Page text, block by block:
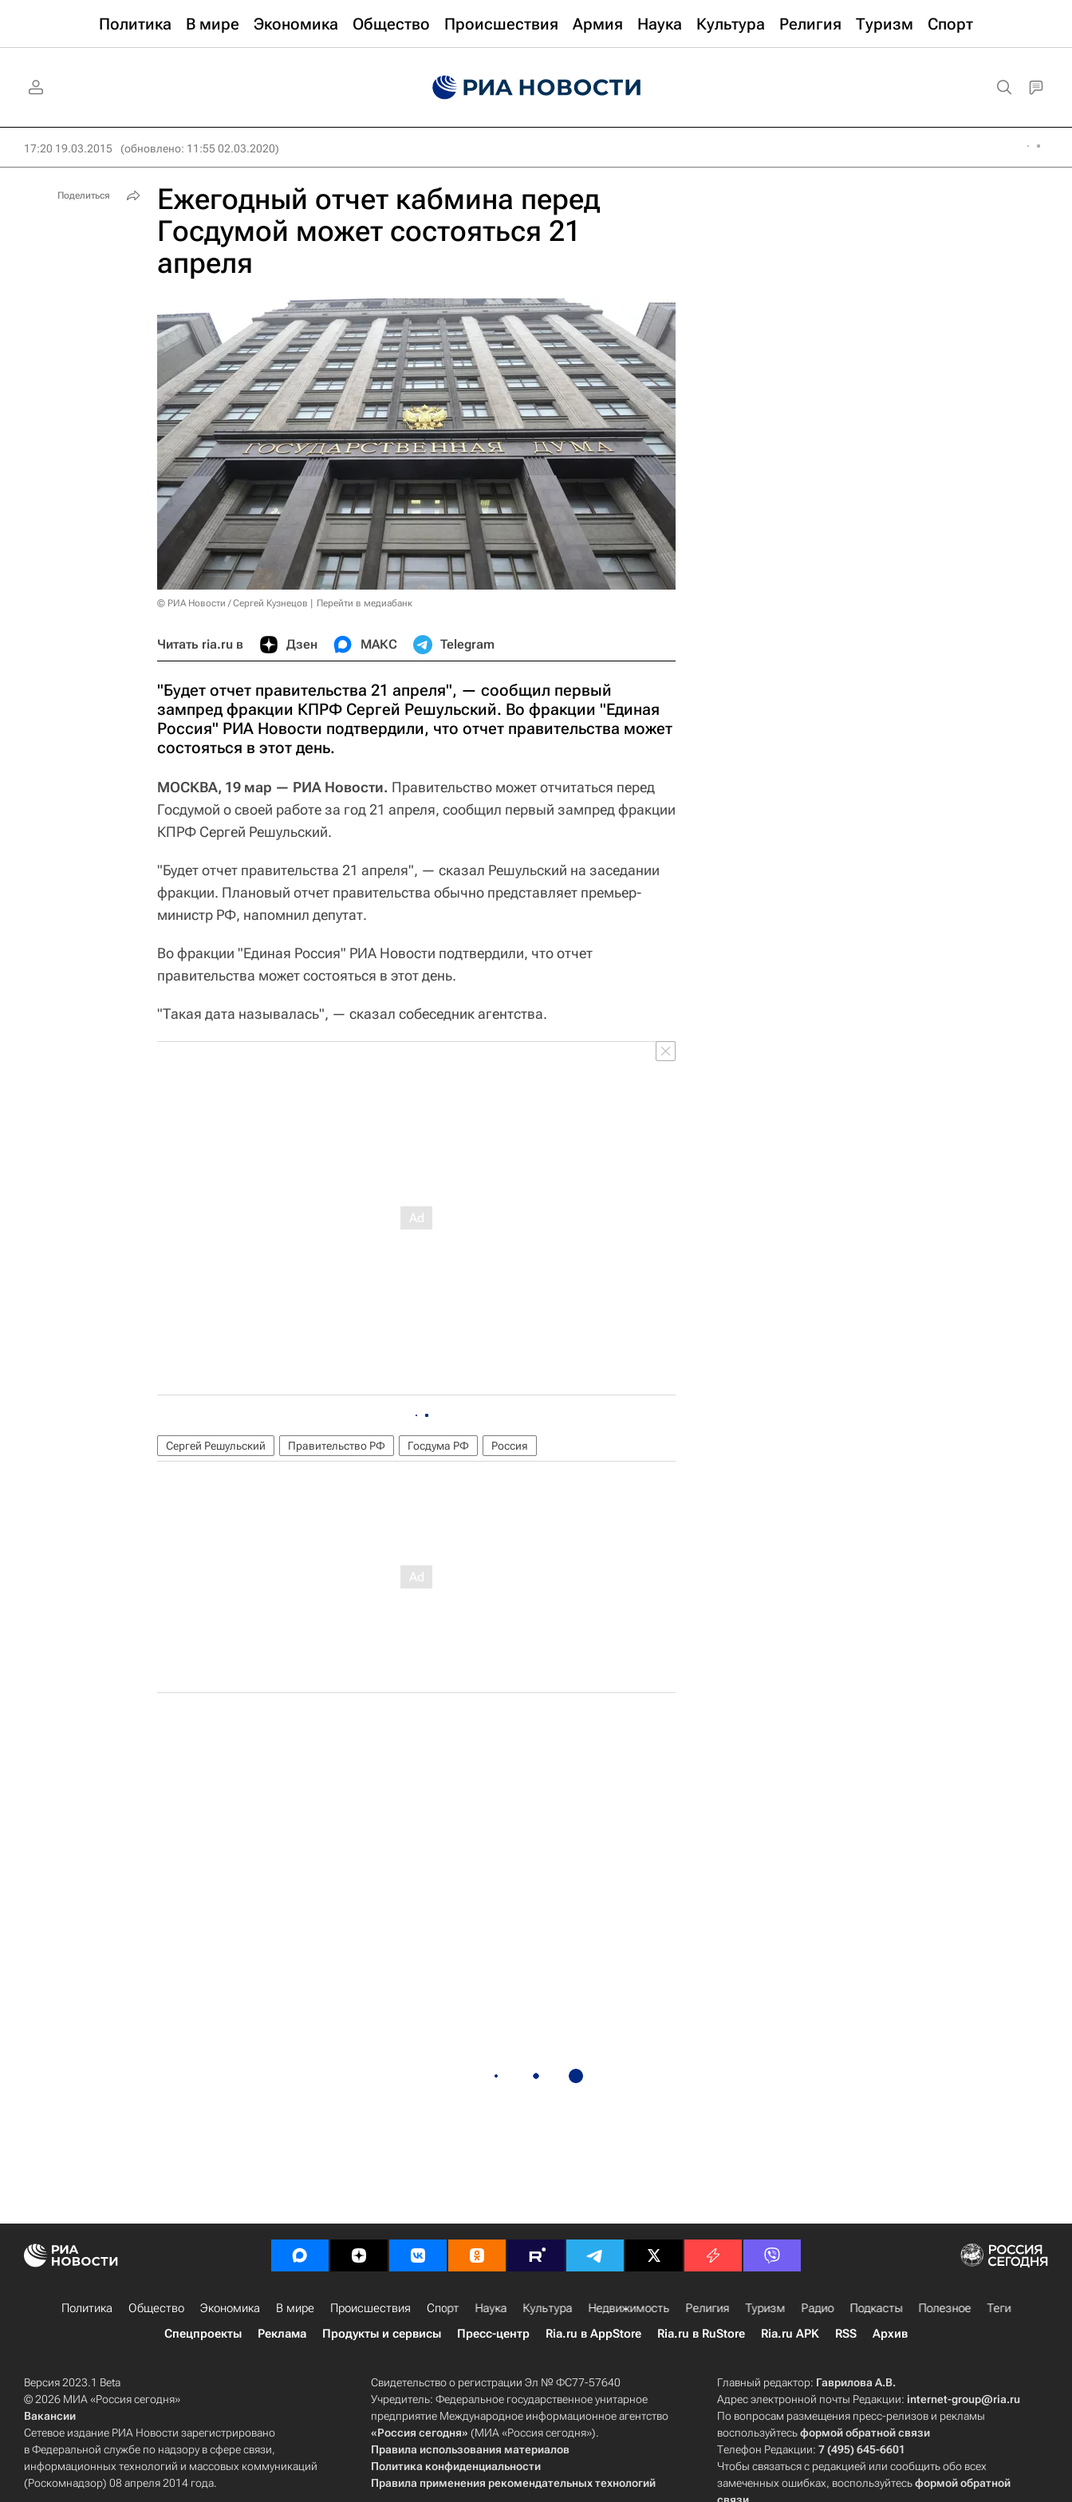
Политика В мире Экономика Общество Происшествия Армия Наука Культура Религия Туризм Спорт
17:20 19.03.2015 (обновлено: 11:55 02.03.2020)
Ежегодный отчет кабмина перед
Госдумой может состояться 21
апреля
© РИА Новости / Сергей Кузнецов Перейти в медиабанк
Читать ria.ru в Дзен МАКС Telegram
"Будет отчет правительства 21 апреля", — сообщил первый
зампред фракции КПРФ Сергей Решульский. Во фракции "Единая
Россия" РИА Новости подтвердили, что отчет правительства может
состояться в этот день.
МОСКВА, 19 мар — РИА Новости. Правительство может отчитаться перед
Госдумой о своей работе за год 21 апреля, сообщил первый зампред фракции
КПРФ Сергей Решульский.
"Будет отчет правительства 21 апреля", — сказал Решульский на заседании
фракции. Плановый отчет правительства обычно представляет премьер-
министр РФ, напомнил депутат.
Во фракции "Единая Россия" РИА Новости подтвердили, что отчет
правительства может состояться в этот день.
"Такая дата называлась", — сказал собеседник агентства.
Сергей Решульский Правительство РФ Госдума РФ Россия
Поделиться
Политика Общество Экономика В мире Происшествия Спорт Наука Культура Недвижимость Религия Туризм Радио Подкасты Полезное
Теги
Спецпроекты
Реклама Продукты и сервисы Пресс-центр Ria.ru в AppStore Ria.ru в RuStore Ria.ru APK RSS Архив
Версия 2023.1 Beta
© 2026 МИА «Россия сегодня»
Вакансии
Сетевое издание РИА Новости зарегистрировано
в Федеральной службе по надзору в сфере связи,
информационных технологий и массовых коммуникаций
(Роскомнадзор) 08 апреля 2014 года.
Свидетельство о регистрации Эл № ФС77-57640
Учредитель: Федеральное государственное унитарное
предприятие Международное информационное агентство
«Россия сегодня» (МИА «Россия сегодня»).
Правила использования материалов
Политика конфиденциальности
Правила применения рекомендательных технологий
Главный редактор: Гаврилова А.В.
Адрес электронной почты Редакции:internet-group@ria.ru
По вопросам размещения пресс-релизов и рекламы
воспользуйтесьформой обратной связи
Телефон Редакции:7 (495) 645-6601
Чтобы связаться с редакцией или сообщить обо всех
замеченных ошибках, воспользуйтесьформой обратной